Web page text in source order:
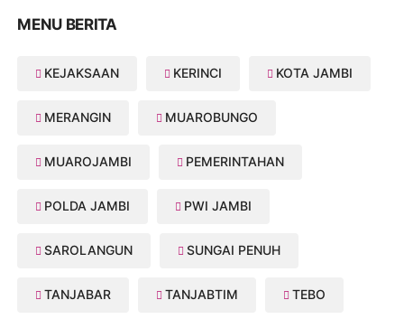
MENU BERITA
KEJAKSAAN KERINCI KOTA JAMBI
MERANGIN MUAROBUNGO
MUAROJAMBI PEMERINTAHAN
POLDA JAMBI PWI JAMBI
SAROLANGUN SUNGAI PENUH
TANJABAR TANJABTIM TEBO